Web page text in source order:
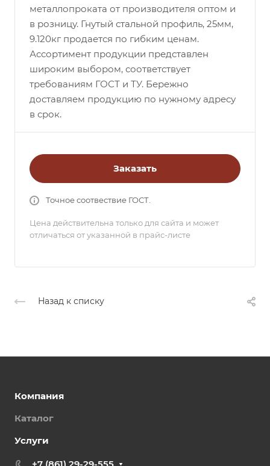
металлопроката от производителя оптом и
в розницу. Гнутый стальной профиль, 25мм,
9.120кг продается по гибким ценам.
Ассортимент продукции представлен
широким выбором, соответствует
требованиям ГОСТ и ТУ. Бережно
доставляем продукцию по нужному адресу
в срок.
Заказать
Точное соотвествие ГОСТ.
Цена действительна только для сайта и может
отличаться от указанной в прайс-листе
Назад к списку
Компания
Каталог
Услуги